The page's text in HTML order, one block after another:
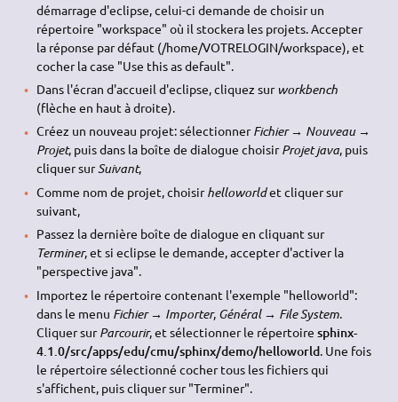
démarrage d'eclipse, celui-ci demande de choisir un
répertoire "workspace" où il stockera les projets. Accepter
la réponse par défaut (/home/VOTRELOGIN/workspace), et
cocher la case "Use this as default".
Dans l'écran d'accueil d'eclipse, cliquez sur workbench
(flèche en haut à droite).
Créez un nouveau projet: sélectionnerFichier → Nouveau →
Projet, puis dans la boîte de dialogue choisirProjet java, puis
cliquer surSuivant,
Comme nom de projet, choisirhelloworldet cliquer sur
suivant,
Passez la dernière boîte de dialogue en cliquant sur
Terminer, et si eclipse le demande, accepter d'activer la
"perspective java".
Importez le répertoire contenant l'exemple "helloworld":
dans le menu Fichier → Importer, Général → File System.
Cliquer surParcourir, et sélectionner le répertoire sphinx-
4.1.0/src/apps/edu/cmu/sphinx/demo/helloworld. Une fois
le répertoire sélectionné cocher tous les fichiers qui
s'affichent, puis cliquer sur "Terminer".